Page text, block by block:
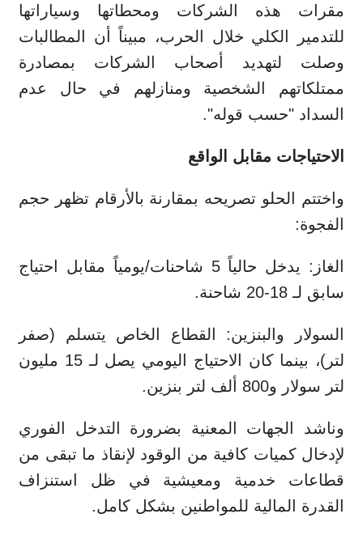
مقرات هذه الشركات ومحطاتها وسياراتها
للتدمير الكلي خلال الحرب، مبيناً أن المطالبات
وصلت لتهديد أصحاب الشركات بمصادرة
ممتلكاتهم الشخصية ومنازلهم في حال عدم
السداد "حسب قوله".
الاحتياجات مقابل الواقع
واختتم الحلو تصريحه بمقارنة بالأرقام تظهر حجم
الفجوة:
الغاز: يدخل حالياً 5 شاحنات/يومياً مقابل احتياج
سابق لـ 18-20 شاحنة.
السولار والبنزين: القطاع الخاص يتسلم (صفر
لتر)، بينما كان الاحتياج اليومي يصل لـ 15 مليون
لتر سولار و800 ألف لتر بنزين.
وناشد الجهات المعنية بضرورة التدخل الفوري
لإدخال كميات كافية من الوقود لإنقاذ ما تبقى من
قطاعات خدمية ومعيشية في ظل استنزاف
القدرة المالية للمواطنين بشكل كامل.